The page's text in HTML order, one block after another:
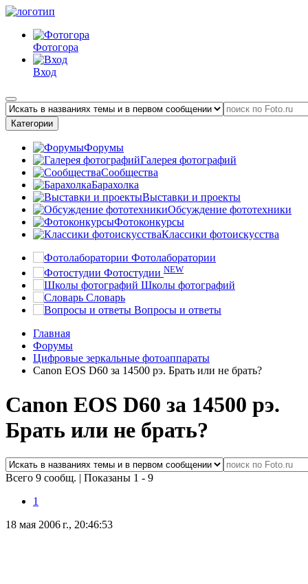
Фотогора
Вход
Категории
Форумы
Галерея фотографий
Сообщества
Барахолка
Выставки и проекты
Обсуждение фототехники
Фотоконкурсы
Классики фотоискусства
Фотолаборатории
Фотостудии NEW
Школы фотографий
Словарь
Вопросы и ответы
Главная
Форумы
Цифровые зеркальные фотоаппараты
Canon EOS D60 за 14500 рэ. Брать или не брать?
Canon EOS D60 за 14500 рэ.
Брать или не брать?
Всего 9 сообщ. | Показаны 1 - 9
1
18 мая 2006 г., 20:46:53